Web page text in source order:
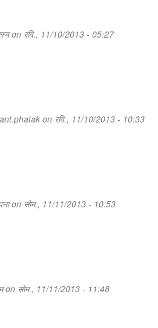
on रवि., 11/10/2013 - 05:27
on रवि., 11/10/2013 - 10:33
on सोम., 11/11/2013 - 10:53
on सोम., 11/11/2013 - 11:48